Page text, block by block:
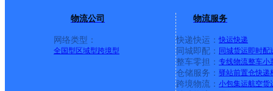
物流公司
网络类型：
全国型 区域型跨境型
物流服务
快递快运： 快运快递
同城即配： 同城货运即时配
整车零担： 专线物流整车小
仓储服务： 驿站前置仓快递
跨境物流： 小包集运航空货
中国邮政集团有限公司新疆维吾尔自治区叶城县